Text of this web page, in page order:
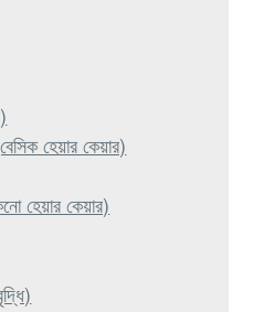
হেয়ার কেয়ার)
হেয়ার কেয়ার)